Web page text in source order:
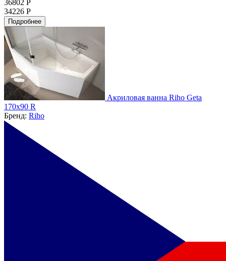
36802 Р
34226 Р
Подробнее
Акриловая ванна Riho Geta
170x90 R
Бренд: Riho